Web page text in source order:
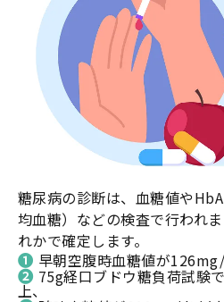
糖尿病の診断は、血糖値や
均血糖）などの検査で行われ
れかで確定します。
➊ 早朝空腹時血糖値が126mg/
➋ 75g経口ブドウ糖負荷試験
上、